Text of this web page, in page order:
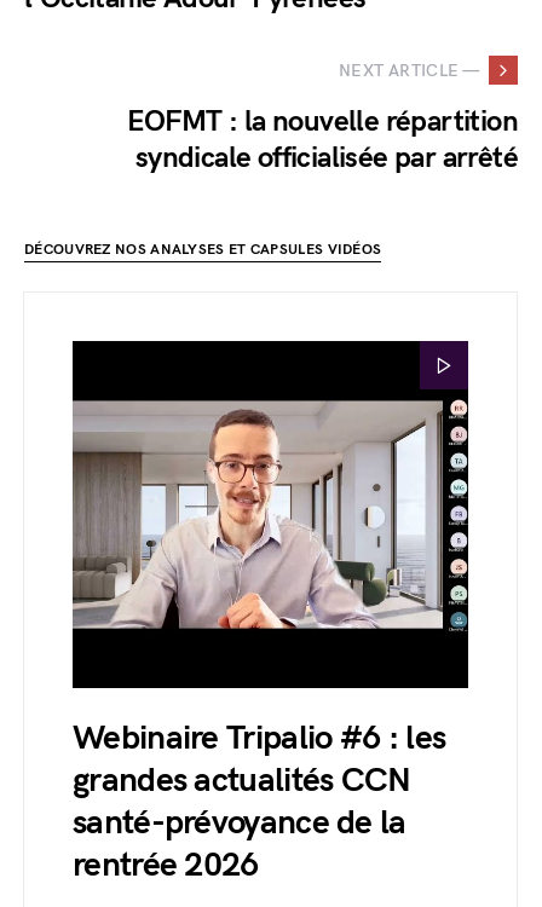
NEXT ARTICLE —
EOFMT : la nouvelle répartition
syndicale officialisée par arrêté
DÉCOUVREZ NOS ANALYSES ET CAPSULES VIDÉOS
Webinaire Tripalio #6 : les
grandes actualités CCN
santé-prévoyance de la
rentrée 2026